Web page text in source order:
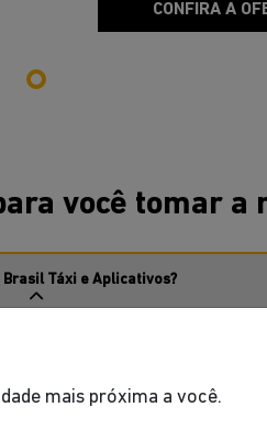
CONFIRA A
você tomar a
Brasil Táxi e Aplicativos?
que motoristas de táxi e de
para a aquisição de automóveis
mais próxima a você.